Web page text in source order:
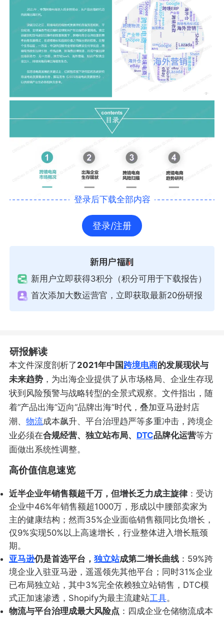
登录后下载全部内容
登录/注册
新用户立即获得3积分（积分可用于下载报告）
首次添加大数运营官，立即获取最新20份研报
研报解读
本文件深度剖析了2021年中国 跨境电商的发展现状与
未来趋势，为出海企业提供了从市场格局、企业生存现
状到风险预警与战略转型的全景式观察。文件指出，随
着“产品出海”迈向“品牌出海”时代，叠加亚马逊封店
潮、 物流成本飙升、平台治理趋严等多重冲击，跨境企
业必须在合规经营、独立站布局、 DTC品牌化运营等方
面做出系统性调整。
高价值信息速览
近半企业年销售额超千万，但增长乏力成主旋律：受访
企业中46%年销售额超1000万，形成以中腰部卖家为
主的健康结构；然而35%企业面临销售额同比负增长，
仅9%实现50%以上高速增长，行业整体进入增长瓶颈
期。
亚马逊仍是首选平台， 独立站成第二增长曲线：59%跨
境企业入驻亚马逊，遥遥领先其他平台；同时31%企业
已布局独立站，其中3%完全依赖独立站销售，DTC模
式正加速渗透，Shopify为最主流建站工具。
物流与平台治理成最大风险点 ：四成企业仓储物流成本